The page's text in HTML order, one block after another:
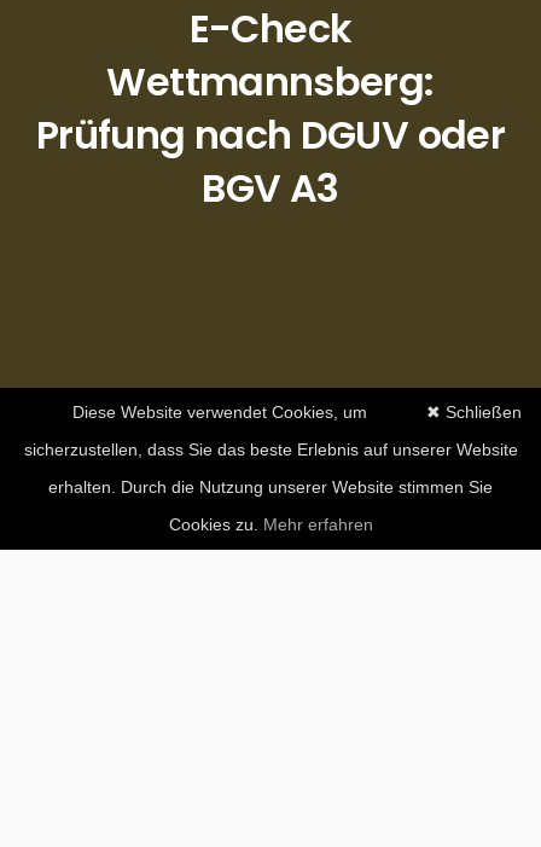
E-Check
Wettmannsberg:
Prüfung nach DGUV oder
BGV A3
✖ Schließen
Diese Website verwendet Cookies, um
sicherzustellen, dass Sie das beste Erlebnis auf unserer Website
erhalten. Durch die Nutzung unserer Website stimmen Sie
Cookies zu. Mehr erfahren